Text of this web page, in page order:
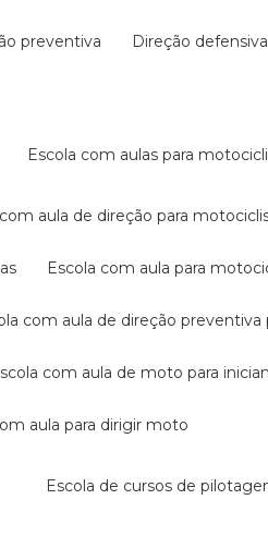
preventiva direção
escola com aulas para
com aula de direção para
escola com aula para
com aula de direção
escola com aula de moto para
aula para dirigir moto
escola de cursos de